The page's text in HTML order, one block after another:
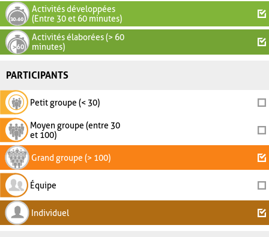
Activités développées
(Entre 30 et 60 minutes)
Activités élaborées (> 60
minutes)
PARTICIPANTS
Petit groupe (< 30)
Moyen groupe (entre 30
et 100)
Grand groupe (> 100)
Équipe
Individuel